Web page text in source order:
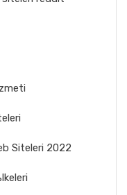
Siteleri 2022